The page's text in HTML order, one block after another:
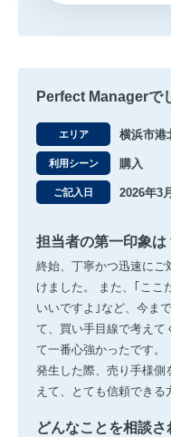
Perfect Managerで
エリア 横浜市港
利用シーン 購入
ご記入日 2026年3
担当者の第一印象は
終始、丁寧かつ迅速にご
けました。 また、｢こ
いいですよ｣など、今ま
て、買い手目線で考えて
て一番心強かったです。
発生した際、売り手様側
えて、とても信頼できる
どんなことを相談さ